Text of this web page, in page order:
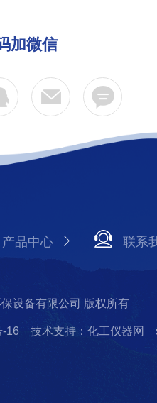
加微信
产品中心 联系
设备有限公司 版权所有
-16 技术支持：化工仪器网